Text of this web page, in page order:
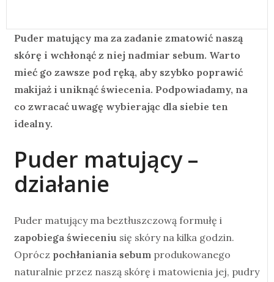
Puder matujący ma za zadanie zmatowić naszą
skórę i wchłonąć z niej nadmiar sebum. Warto
mieć go zawsze pod ręką, aby szybko poprawić
makijaż i uniknąć świecenia. Podpowiadamy, na
co zwracać uwagę wybierając dla siebie ten
idealny.
Puder matujący –
działanie
Puder matujący ma beztłuszczową formułę i
zapobiega świeceniu się skóry na kilka godzin.
Oprócz pochłaniania sebum produkowanego
naturalnie przez naszą skórę i matowienia jej, pudry